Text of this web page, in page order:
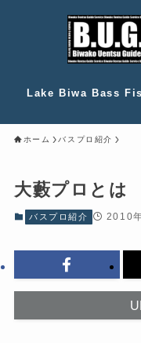
Lake Biwa Bass
ホーム バスプロ紹介
大藪プロとは
バスプロ紹介 2010